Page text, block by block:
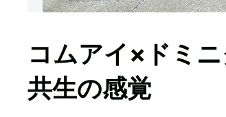
コムアイ×ドミ
共生の感覚